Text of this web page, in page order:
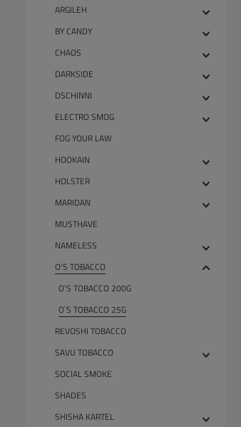
ARGILEH
BY CANDY
CHAOS
DARKSIDE
DSCHINNI
ELECTRO SMOG
FOG YOUR LAW
HOOKAIN
HOLSTER
MARIDAN
MUSTHAVE
NAMELESS
O'S TOBACCO
O'S TOBACCO 200G
O`S TOBACCO 25G
REVOSHI TOBACCO
SAVU TOBACCO
SOCIAL SMOKE
SHADES
SHISHA KARTEL